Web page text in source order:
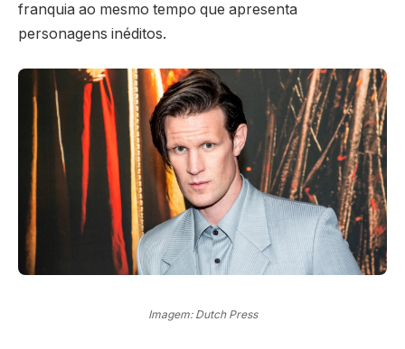
franquia ao mesmo tempo que apresenta
personagens inéditos.
Imagem: Dutch Press